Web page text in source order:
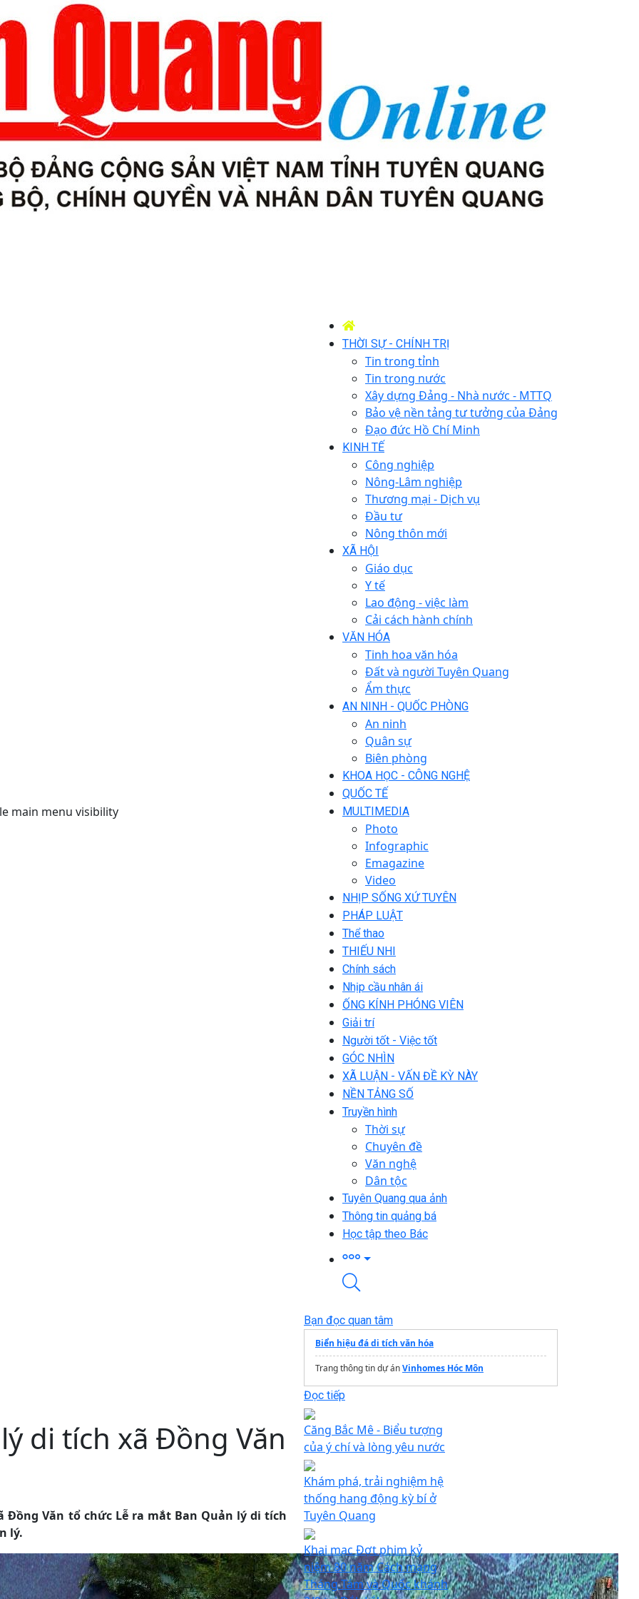
main menu visibility
THỜI SỰ - CHÍNH TRỊ
Tin trong tỉnh
Tin trong nước
Xây dựng Đảng - Nhà nước - MTTQ
Bảo vệ nền tảng tư tưởng của Đảng
Đạo đức Hồ Chí Minh
KINH TẾ
Công nghiệp
Nông-Lâm nghiệp
Thương mại - Dịch vụ
Đầu tư
Nông thôn mới
XÃ HỘI
Giáo dục
Y tế
Lao động - việc làm
Cải cách hành chính
VĂN HÓA
Tinh hoa văn hóa
Đất và người Tuyên Quang
Ẩm thực
AN NINH - QUỐC PHÒNG
An ninh
Quân sự
Biên phòng
KHOA HỌC - CÔNG NGHỆ
QUỐC TẾ
MULTIMEDIA
Photo
Infographic
Emagazine
Video
NHỊP SỐNG XỨ TUYÊN
PHÁP LUẬT
Thể thao
THIẾU NHI
Chính sách
Nhịp cầu nhân ái
ỐNG KÍNH PHÓNG VIÊN
Giải trí
Người tốt - Việc tốt
GÓC NHÌN
XÃ LUẬN - VẤN ĐỀ KỲ NÀY
NỀN TẢNG SỐ
Truyền hình
Thời sự
Chuyên đề
Văn nghệ
Dân tộc
Tuyên Quang qua ảnh
Thông tin quảng bá
Học tập theo Bác
di tích xã Đồng Văn
Đồng Văn tổ chức Lễ ra mắt Ban Quản lý di tích
lý.
Bạn đọc quan tâm
Biển hiệu đá di tích văn hóa
Trang thông tin dự ánVinhomes Hóc Môn
Đọc tiếp
Căng Bắc Mê - Biểu tượng
của ý chí và lòng yêu nước
Khám phá, trải nghiệm hệ
thống hang động kỳ bí ở
Tuyên Quang
Khai mạc Đợt phim kỷ
niệm 80 năm Cách mạng
Tháng Tám và Quốc khánh